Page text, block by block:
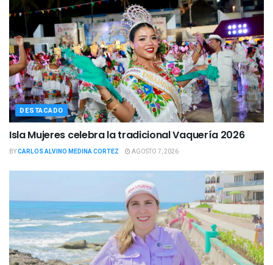
DESTACADO
Isla Mujeres celebra la tradicional Vaquería 2026
BYCARLOS ALVINO MEDINA CORTEZ AGOSTO 7, 2026